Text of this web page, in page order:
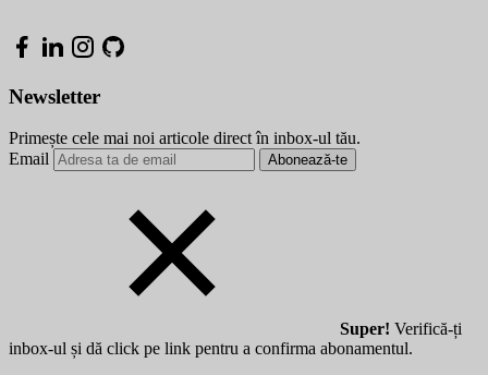
Newsletter
Primește cele mai noi articole direct în inbox-ul tău.
Email
Abonează-te
Super! Verifică-ți
inbox-ul și dă click pe link pentru a confirma abonamentul.